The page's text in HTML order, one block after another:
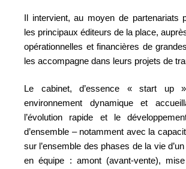
Il intervient, au moyen de partenariats
les principaux éditeurs de la place,
opérationnelles et financières de
les accompagne dans leurs projets de
Le cabinet, d’essence « start up
environnement dynamique et
l’évolution rapide et le
d’ensemble – notamment avec la
sur l’ensemble des phases de la vie
en équipe : amont (avant-vente),